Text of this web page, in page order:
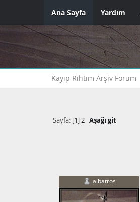
Ana Sayfa Yardım
Kayıp Rıhtım Arşiv Forum
Sayfa: [1]2 Aşağı git
albatros